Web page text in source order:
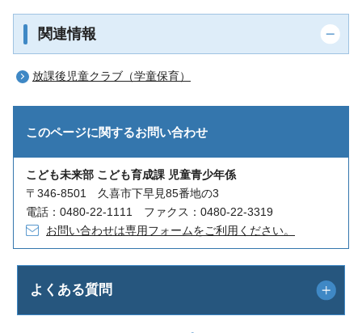
関連情報
放課後児童クラブ（学童保育）
このページに関するお問い合わせ
こども未来部 こども育成課 児童青少年係
〒346-8501 久喜市下早見85番地の3
電話：0480-22-1111 ファクス：0480-22-3319
お問い合わせは専用フォームをご利用ください。
よくある質問